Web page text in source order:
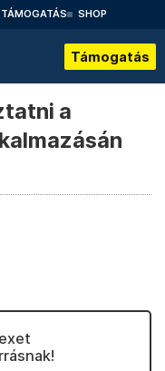
TÁMOGATÁS SHOP
Támogatás
a